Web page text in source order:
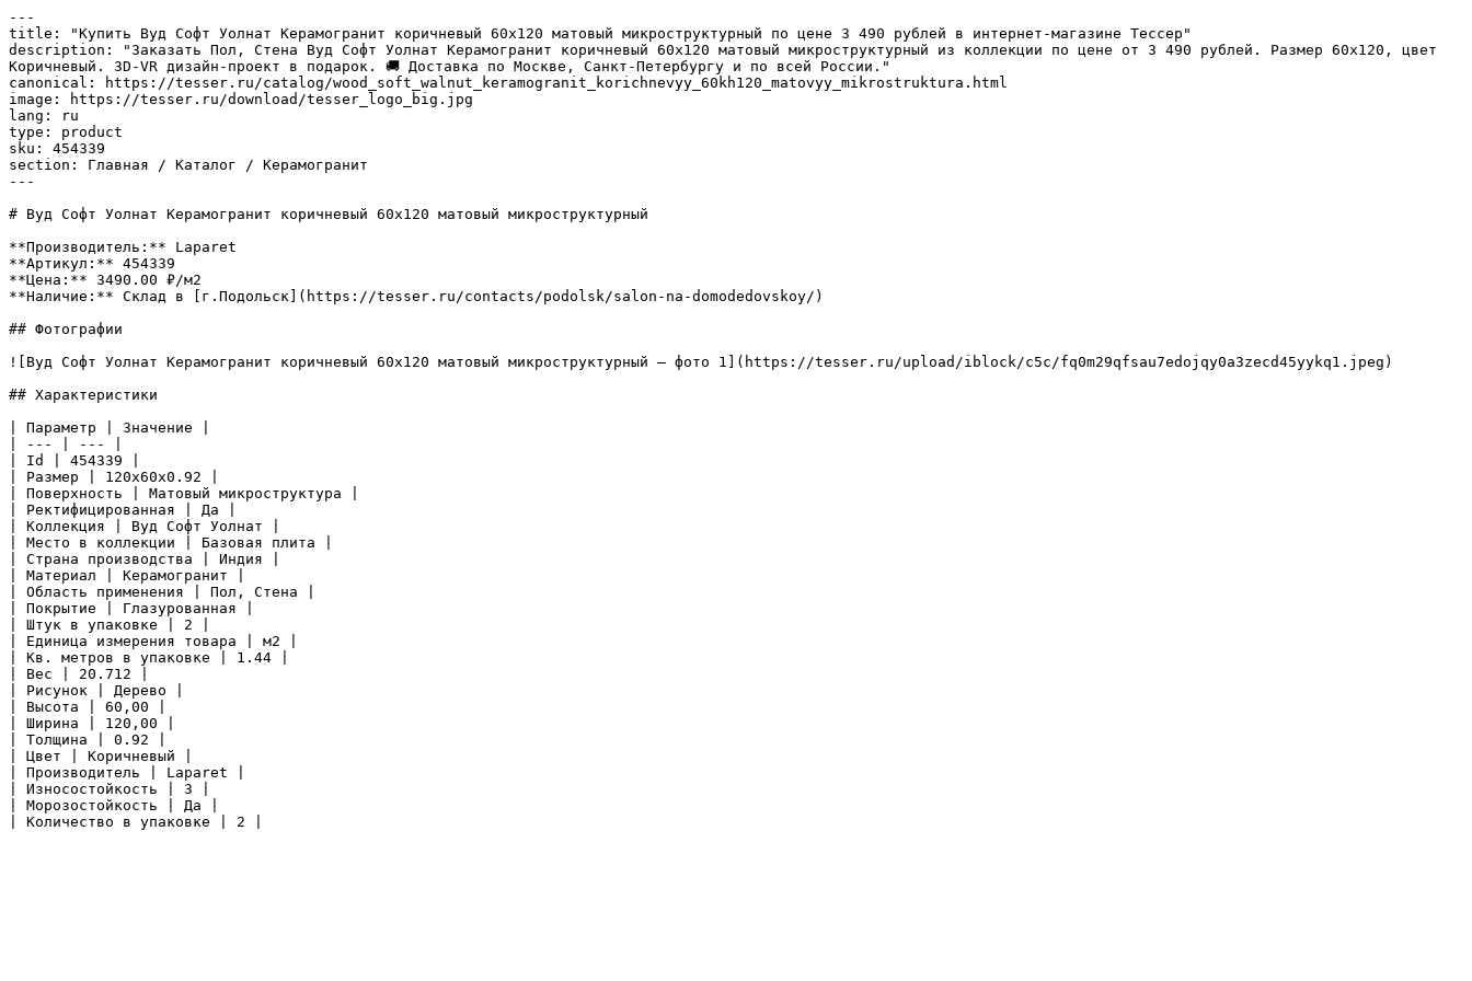
---
title: "Купить Вуд Софт Уолнат Керамогранит коричневый 60х120 матовый микроструктурный по цене 3 490 рублей в интернет-магазине Тессер"
description: "Заказать Пол, Стена Вуд Софт Уолнат Керамогранит коричневый 60х120 матовый микроструктурный из коллекции по цене от 3 490 рублей. Размер 60x120, цвет
Коричневый. 3D-VR дизайн-проект в подарок. 🚚 Доставка по Москве, Санкт-Петербургу и по всей России."
canonical: https://tesser.ru/catalog/wood_soft_walnut_keramogranit_korichnevyy_60kh120_matovyy_mikrostruktura.html
image: https://tesser.ru/download/tesser_logo_big.jpg
lang: ru
type: product
sku: 454339
section: Главная / Каталог / Керамогранит
---
# Вуд Софт Уолнат Керамогранит коричневый 60х120 матовый микроструктурный
**Производитель:** Laparet
**Артикул:** 454339
**Цена:** 3490.00 ₽/м2
**Наличие:** Склад в [г.Подольск](https://tesser.ru/contacts/podolsk/salon-na-domodedovskoy/)
## Фотографии
![Вуд Софт Уолнат Керамогранит коричневый 60х120 матовый микроструктурный — фото 1](https://tesser.ru/upload/iblock/c5c/fq0m29qfsau7edojqy0a3zecd45yykq1.jpeg)
## Характеристики
| Параметр | Значение |
| --- | --- |
| Id | 454339 |
| Размер | 120x60x0.92 |
| Поверхность | Матовый микроструктура |
| Ректифицированная | Да |
| Коллекция | Вуд Софт Уолнат |
| Место в коллекции | Базовая плита |
| Страна производства | Индия |
| Материал | Керамогранит |
| Область применения | Пол, Стена |
| Покрытие | Глазурованная |
| Штук в упаковке | 2 |
| Единица измерения товара | м2 |
| Кв. метров в упаковке | 1.44 |
| Вес | 20.712 |
| Рисунок | Дерево |
| Высота | 60,00 |
| Ширина | 120,00 |
| Толщина | 0.92 |
| Цвет | Коричневый |
| Производитель | Laparet |
| Износостойкость | 3 |
| Морозостойкость | Да |
| Количество в упаковке | 2 |